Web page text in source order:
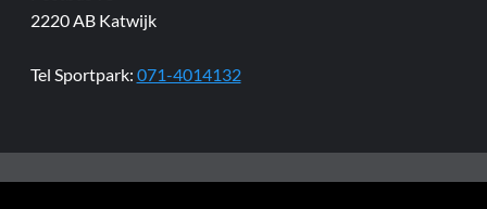
2220 AB Katwijk
Tel Sportpark: 071-4014132